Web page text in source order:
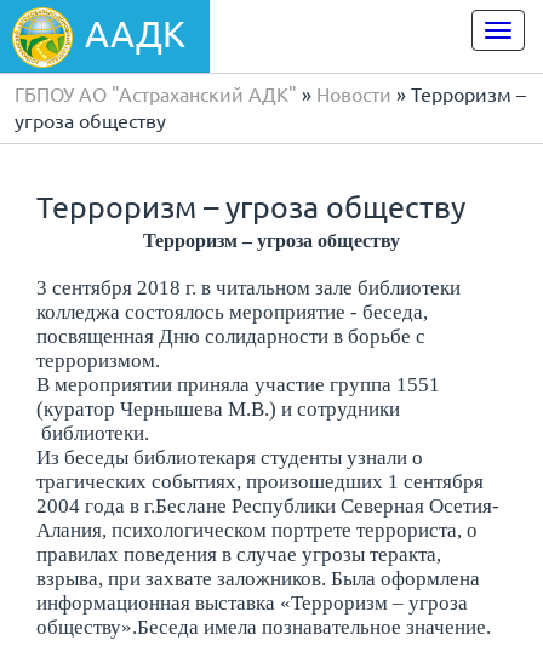
ААДК
ГБПОУ АО "Астраханский АДК" » Новости » Терроризм –
угроза обществу
Терроризм – угроза обществу
Терроризм – угроза обществу
3 сентября 2018 г. в читальном зале библиотеки
колледжа состоялось мероприятие - беседа,
посвященная Дню солидарности в борьбе с
терроризмом.
В мероприятии приняла участие группа 1551
(куратор Чернышева М.В.) и сотрудники
библиотеки.
Из беседы библиотекаря студенты узнали о
трагических событиях, произошедших 1 сентября
2004 года в г.Беслане Республики Северная Осетия-
Алания, психологическом портрете террориста, о
правилах поведения в случае угрозы теракта,
взрыва, при захвате заложников. Была оформлена
информационная выставка «Терроризм – угроза
обществу».Беседа имела познавательное значение.